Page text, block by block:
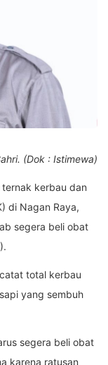
(Dok : Istimewa)
ternak kerbau dan
di Nagan Raya,
segera beli obat
total kerbau
yang sembuh
segera beli obat
karena ratusan